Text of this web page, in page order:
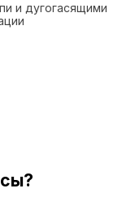
и дугогасящими